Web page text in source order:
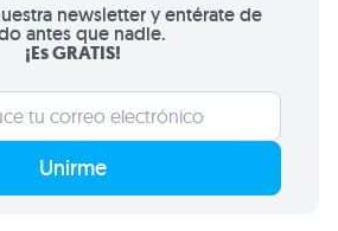
newsletter y entérate de
antes que nadie.
¡Es GRATIS!
Unirme